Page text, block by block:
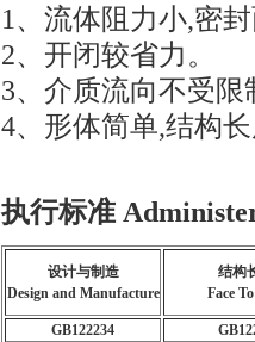
1、流体阻力小,密
2、开闭较省力。
3、介质流向不受
4、形体简单,结构
执行标准
设计与制造
Design and Manufacture
结构
Face
GB122234